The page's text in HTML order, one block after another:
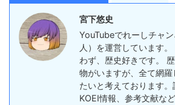
宮下悠史
YouTubeでれーしチャ
人）を運営しています
わず、歴史好きです。
物がいますが、全て網
たいと考えております。
KOEI情報、参考文献な